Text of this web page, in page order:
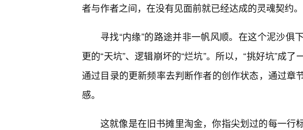
者与作者之间，在没有见面前就已经达成的灵魂契约。
寻找“内缘”的路途并非一帆风顺。在这个泥沙俱
更的“天坑”、逻辑崩坏的“烂坑”。所以，“挑好坑”成
通过目录的更新频率去判断作者的创作状态，通过章
感。
这就像是在旧书摊里淘金，你指尖划过的每一行